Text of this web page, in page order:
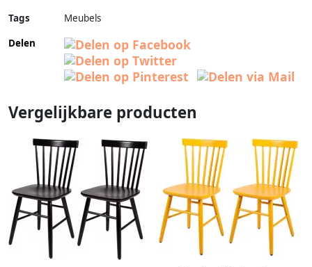
Tags
Meubels
Delen
Vergelijkbare producten